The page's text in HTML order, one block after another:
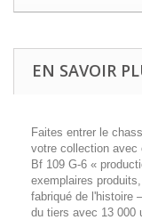
EN SAVOIR
Faites entrer le
votre collection avec
Bf 109 G-6 «
exemplaires
fabriqué de l'histoire
du tiers avec 13 000